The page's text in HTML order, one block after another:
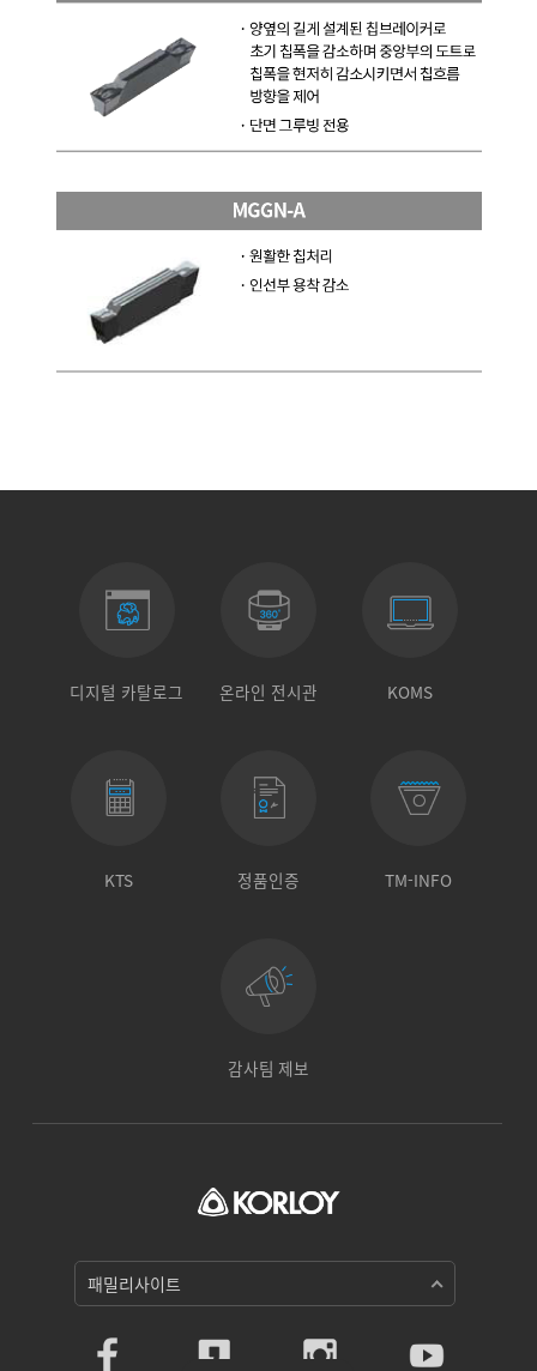
디지털 카탈로그 온라인 전시관 KOMS
KTS 정품인증 TM-INFO
감사팀 제보
패밀리사이트